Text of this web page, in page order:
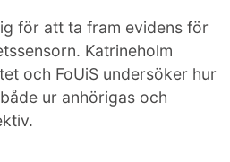
för att ta fram evidens för
Katrineholm
och FoUiS undersöker hur
ur anhörigas och